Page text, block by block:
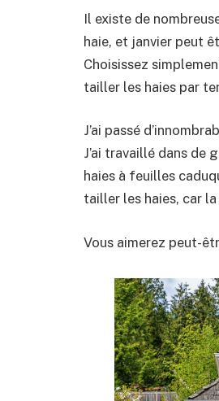
Il existe de
haie, et janvier peut
Choisissez
tailler les haies par
J’ai passé
J’ai travaillé dans de
haies à feuilles
tailler les haies, car
Vous aimerez peut-